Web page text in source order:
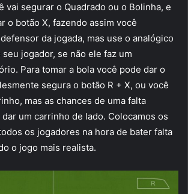
vai segurar o Quadrado ou o Bolinha, e
o botão X, fazendo assim você
da jogada, mas use o analógico
jogador, se não ele faz um
Para tomar a bola você pode dar o
segura o botão R + X, ou você
mas as chances de uma falta
um carrinho de lado. Colocamos os
os jogadores na hora de bater falta
o jogo mais realista.